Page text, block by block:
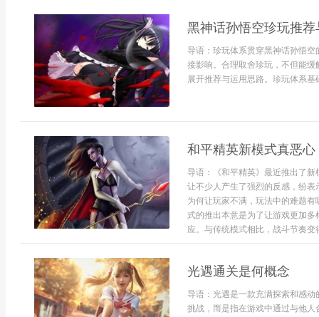
黑神话孙悟空珍玩推
导语：珍玩体系贯穿黑神话孙悟
接影响。合理取舍珍玩，不但能
展开推荐与运用思路。珍玩体系
和平精英新模式真恶心
导语：《和平精英》最近推出了
让不少人产生了强烈的反感，纷
为何让玩家不满，玩法中的难题
式的推出本意是为了让游戏更加
应。与传统模式相比，战斗节奏变
光遇通关是何概念
导语：光遇是一款充满探索和感
挑战，而是指在游戏中通过与他